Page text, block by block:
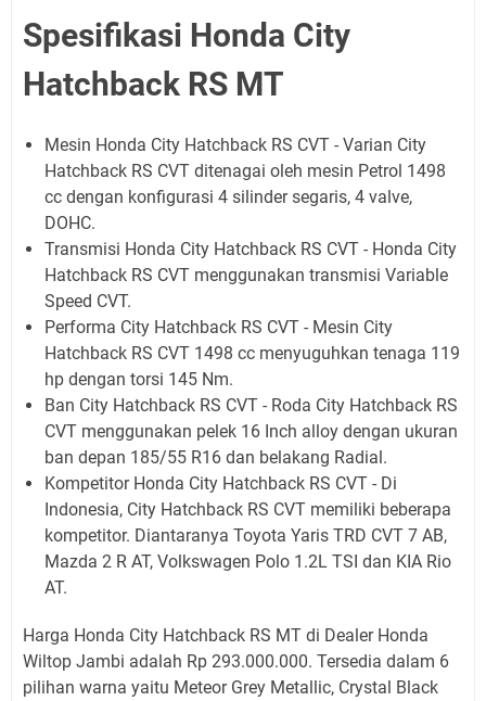
Spesifikasi Honda City
Hatchback RS MT
Mesin Honda City Hatchback RS CVT - Varian City
Hatchback RS CVT ditenagai oleh mesin Petrol 1498
cc dengan konfigurasi 4 silinder segaris, 4 valve,
DOHC.
Transmisi Honda City Hatchback RS CVT - Honda City
Hatchback RS CVT menggunakan transmisi Variable
Speed CVT.
Performa City Hatchback RS CVT - Mesin City
Hatchback RS CVT 1498 cc menyuguhkan tenaga 119
hp dengan torsi 145 Nm.
Ban City Hatchback RS CVT - Roda City Hatchback RS
CVT menggunakan pelek 16 Inch alloy dengan ukuran
ban depan 185/55 R16 dan belakang Radial.
Kompetitor Honda City Hatchback RS CVT - Di
Indonesia, City Hatchback RS CVT memiliki beberapa
kompetitor. Diantaranya Toyota Yaris TRD CVT 7 AB,
Mazda 2 R AT, Volkswagen Polo 1.2L TSI dan KIA Rio
AT.
Harga Honda City Hatchback RS MT di Dealer Honda
Wiltop Jambi adalah Rp 293.000.000. Tersedia dalam 6
pilihan warna yaitu Meteor Grey Metallic, Crystal Black